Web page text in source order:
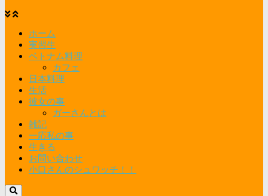
ホーム
実習生
ベトナム料理
カフェ
日本料理
生活
彼女の事
ガーさんとは
雑記
一応私の事
生きる
お問い合わせ
小口さんのシュワッチ！！